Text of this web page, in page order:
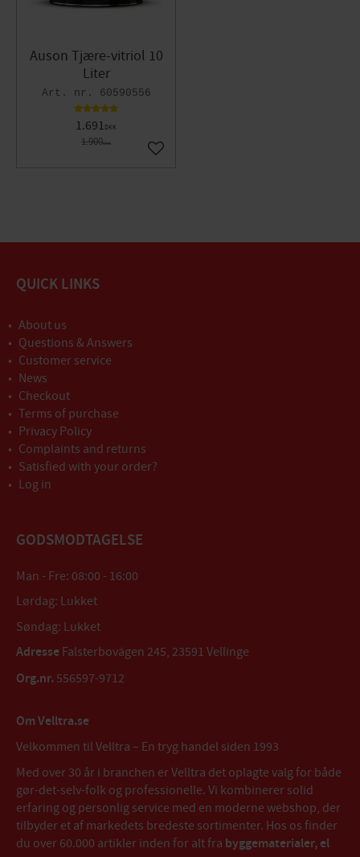
Auson Tjære-vitriol 10
Liter
60590556
1.691DKK
1.900DKK
Gem som favorit
QUICK LINKS
About us
Questions & Answers
Customer service
News
Checkout
Terms of purchase
Privacy Policy
Complaints and returns
Satisfied with your order?
Log in
GODSMODTAGELSE
Man - Fre: 08:00 - 16:00
Lørdag: Lukket
Søndag: Lukket
Adresse Falsterbovägen 245, 23591 Vellinge
Org.nr. 556597-9712
Om Velltra.se
Velkommen til Velltra – En tryg handel siden 1993
Med over 30 år i branchen er Velltra det oplagte valg for både
gør-det-selv-folk og professionelle. Vi kombinerer solid
erfaring og personlig service med en moderne webshop, der
tilbyder et af markedets bredeste sortimenter. Hos os finder
du over 60.000 artikler inden for alt fra byggematerialer, el